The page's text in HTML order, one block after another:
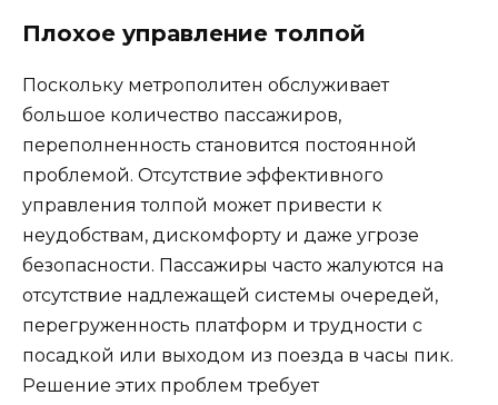
Плохое управление толпой
Поскольку метрополитен обслуживает
большое количество пассажиров,
переполненность становится постоянной
проблемой. Отсутствие эффективного
управления толпой может привести к
неудобствам, дискомфорту и даже угрозе
безопасности. Пассажиры часто жалуются на
отсутствие надлежащей системы очередей,
перегруженность платформ и трудности с
посадкой или выходом из поезда в часы пик.
Решение этих проблем требует